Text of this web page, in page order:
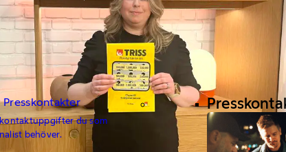
Presskontakter
du som
behöver.